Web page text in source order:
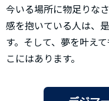
今いる場所に物足りな
感を抱いている人は、
す。そして、夢を叶え
こにはあります。